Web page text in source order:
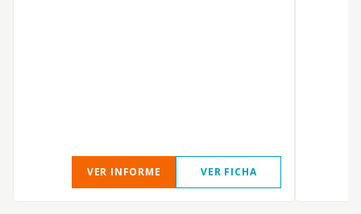
VER INFORME VER FICHA